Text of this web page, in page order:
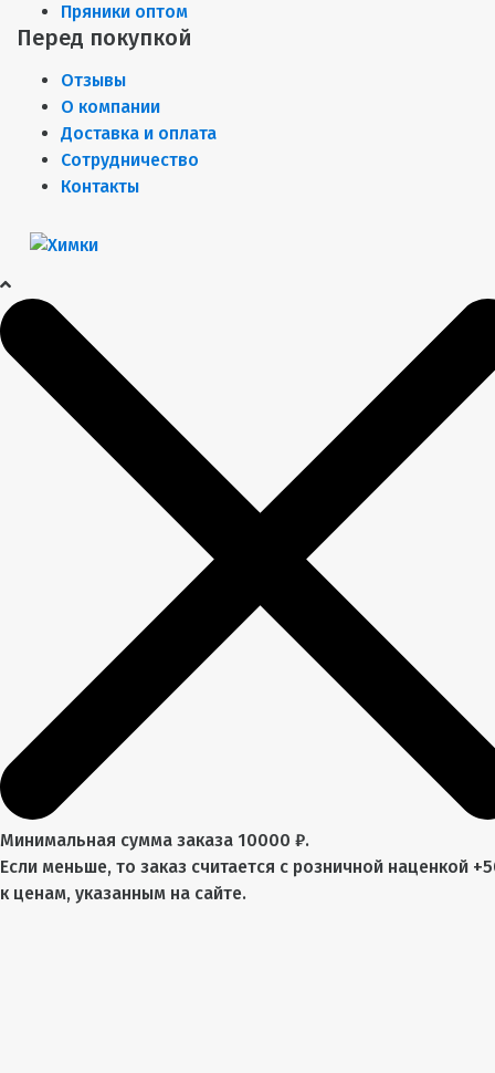
Пряники оптом
Перед покупкой
Отзывы
О компании
Доставка и оплата
Сотрудничество
Контакты
Минимальная сумма заказа 10000 ₽.
Если меньше, то заказ считается с розничной наценкой
к ценам, указанным на сайте.